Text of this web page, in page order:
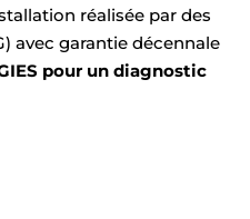
réalisée par des
avec garantie décennale
pour un diagnostic